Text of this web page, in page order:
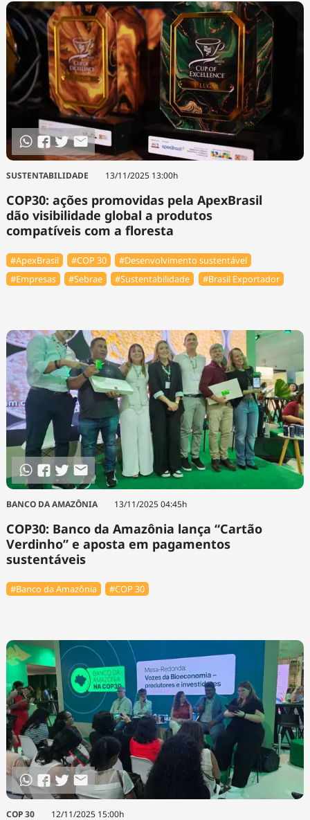
SUSTENTABILIDADE 13/11/2025 13:00h
COP30: ações promovidas pela ApexBrasil
dão visibilidade global a produtos
compatíveis com a floresta
#ApexBrasil #COP 30
#Desenvolvimento sustentável
#Empresas
#Sebrae #Sustentabilidade #Brasil Exportador
BANCO DA AMAZÔNIA 13/11/2025 04:45h
COP30: Banco da Amazônia lança “Cartão
Verdinho” e aposta em pagamentos
sustentáveis
#Banco da Amazônia #COP 30
COP 30 12/11/2025 15:00h